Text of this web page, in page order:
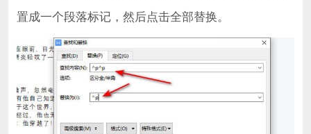
置成一个段落标记，然后点击全部替换。